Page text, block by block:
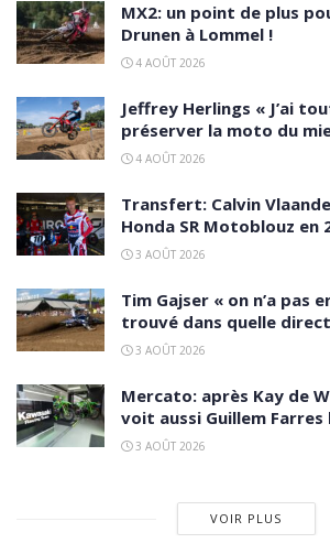
MX2: un point de plus
Drunen à Lommel !
4 AOÛT 2026
Jeffrey Herlings « J’ai
préserver la moto du
4 AOÛT 2026
Transfert: Calvin
Honda SR Motoblouz en
3 AOÛT 2026
Tim Gajser « on n’a pas
trouvé dans quelle
3 AOÛT 2026
Mercato: après Kay de
voit aussi Guillem Farres
3 AOÛT 2026
VOIR PLUS